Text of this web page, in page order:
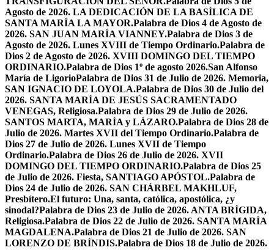
Agosto de 2026. LA DEDICACIÓN DE LA BASÍLICA DE
SANTA MARÍA LA MAYOR.Palabra de Dios 4 de Agosto de
2026. SAN JUAN MARÍA VIANNEY.Palabra de Dios 3 de
Agosto de 2026. Lunes XVIII de Tiempo Ordinario.Palabra de
Dios 2 de Agosto de 2026. XVIII DOMINGO DEL TIEMPO
ORDINARIO.Palabra de Dios 1º de agosto 2026.San Alfonso
María de LigorioPalabra de Dios 31 de Julio de 2026. Memoria,
SAN IGNACIO DE LOYOLA.Palabra de Dios 30 de Julio del
2026. SANTA MARÍA DE JESÚS SACRAMENTADO
VENEGAS, Religiosa.Palabra de Dios 29 de Julio de 2026.
SANTOS MARTA, MARÍA y LÁZARO.Palabra de Dios 28 de
Julio de 2026. Martes XVII del Tiempo Ordinario.Palabra de
Dios 27 de Julio de 2026. Lunes XVII de Tiempo
Ordinario.Palabra de Dios 26 de Julio de 2026. XVII
DOMINGO DEL TIEMPO ORDINARIO.Palabra de Dios 25
de Julio de 2026. Fiesta, SANTIAGO APÓSTOL.Palabra de
Dios 24 de Julio de 2026. SAN CHÁRBEL MAKHLUF,
Presbítero.El futuro: Una, santa, católica, apostólica, ¿y
sinodal?Palabra de Dios 23 de Julio de 2026. ANTA BRÍGIDA,
Religiosa.Palabra de Dios 22 de Julio de 2026. SANTA MARÍA
MAGDALENA.Palabra de Dios 21 de Julio de 2026. SAN
LORENZO DE BRÍNDIS.Palabra de Dios 18 de Julio de 2026.